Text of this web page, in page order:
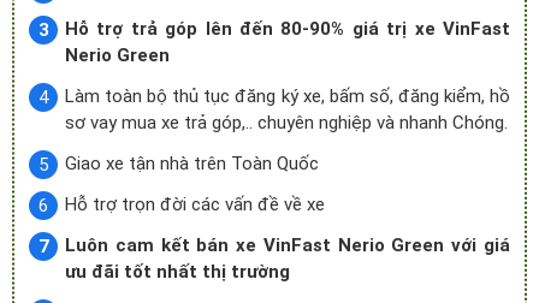
Hỗ trợ trả góp lên đến 80-90% giá trị xe VinFast
Nerio Green
Làm toàn bộ thủ tục đăng ký xe, bấm số, đăng kiểm, hồ
sơ vay mua xe trả góp,.. chuyên nghiệp và nhanh Chóng.
Giao xe tận nhà trên Toàn Quốc
Hỗ trợ trọn đời các vấn đề về xe
Luôn cam kết bán xe VinFast Nerio Green với giá
ưu đãi tốt nhất thị trường